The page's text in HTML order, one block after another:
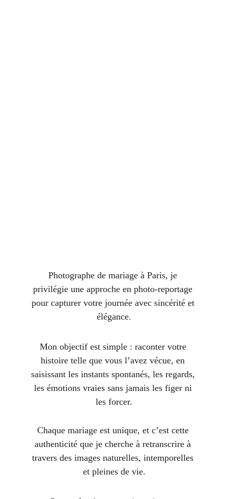
Photographe de mariage à Paris, je
privilégie une approche en photo-reportage
pour capturer votre journée avec sincérité et
élégance.
Mon objectif est simple : raconter votre
histoire telle que vous l’avez vécue, en
saisissant les instants spontanés, les regards,
les émotions vraies sans jamais les figer ni
les forcer.
Chaque mariage est unique, et c’est cette
authenticité que je cherche à retranscrire à
travers des images naturelles, intemporelles
et pleines de vie.